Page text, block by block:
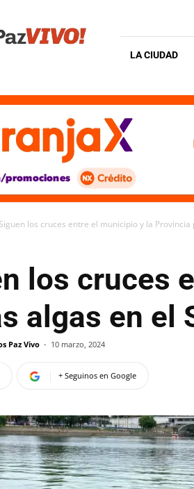
LA CIUDAD
Siguen los cruces entre el municipio y la Provincia
los cruces
algas en el
Paz Vivo - 10 marzo, 2024
+ Seguinos en Google